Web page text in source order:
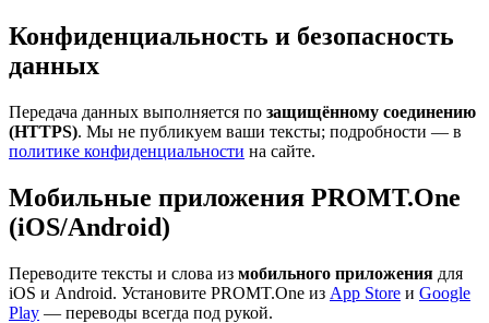
Конфиденциальность и безопасность
данных
Передача данных выполняется по защищённому соединению
(HTTPS). Мы не публикуем ваши тексты; подробности — в
политике конфиденциальности на сайте.
Мобильные приложения PROMT.One
(iOS/Android)
Переводите тексты и слова из мобильного приложения для
iOS и Android. Установите PROMT.One из App Store и Google
Play — переводы всегда под рукой.